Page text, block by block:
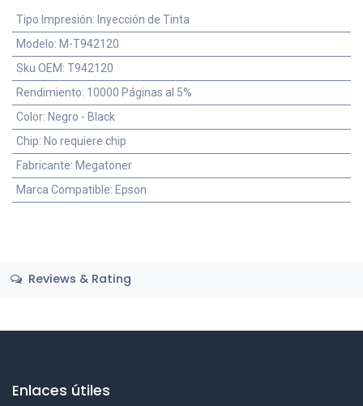
Tipo Impresión: Inyección de Tinta
Modelo: M-T942120
Sku OEM: T942120
Rendimiento: 10000 Páginas al 5%
Color: Negro - Black
Chip: No requiere chip
Fabricante: Megatoner
Marca Compatible: Epson
Reviews & Rating
Enlaces útiles